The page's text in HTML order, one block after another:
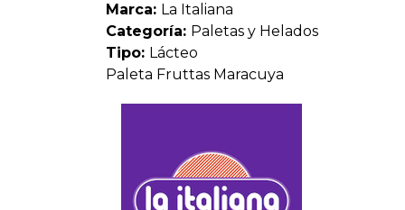
Marca: La Italiana
Categoría: Paletas y Helados
Tipo: Lácteo
Paleta Fruttas Maracuya